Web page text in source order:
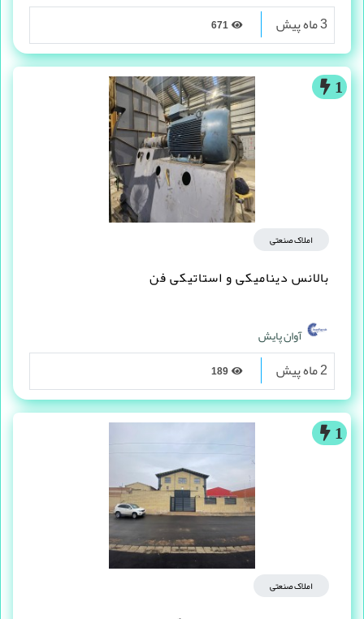
3 ماه پیش
1
املاک صنعتی
بالانس دینامیکی و استاتیکی فن
آوان پایش
2 ماه پیش
1
املاک صنعتی